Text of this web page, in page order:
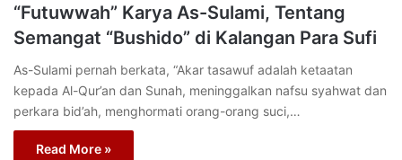
“Futuwwah” Karya As-Sulami, Tentang
Semangat “Bushido” di Kalangan Para Sufi
As-Sulami pernah berkata, “Akar tasawuf adalah ketaatan
kepada Al-Qur’an dan Sunah, meninggalkan nafsu syahwat dan
perkara bid’ah, menghormati orang-orang suci,…
Read More »